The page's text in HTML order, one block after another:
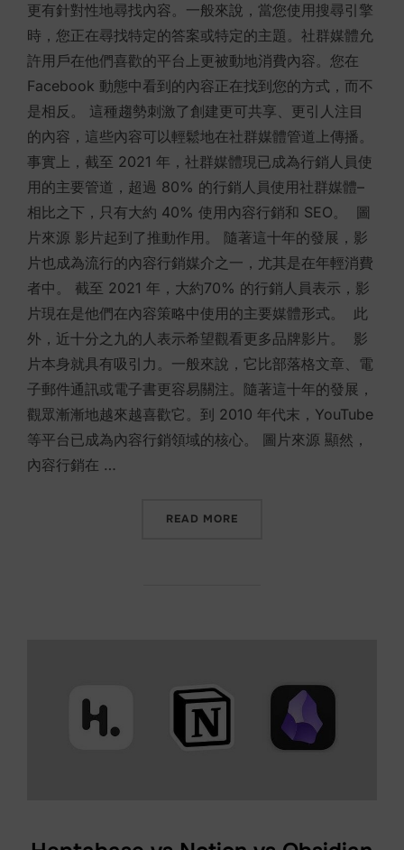
更有針對性地尋找內容。一般來說，當您使用搜尋引擎
時，您正在尋找特定的答案或特定的主題。社群媒體允
許用戶在他們喜歡的平台上更被動地消費內容。您在
Facebook 動態中看到的內容正在找到您的方式，而不
是相反。 這種趨勢刺激了創建更可共享、更引人注目
的內容，這些內容可以輕鬆地在社群媒體管道上傳播。
事實上，截至 2021 年，社群媒體現已成為行銷人員使
用的主要管道，超過 80% 的行銷人員使用社群媒體–
相比之下，只有大約 40% 使用內容行銷和 SEO。 圖
片來源 影片起到了推動作用。 隨著這十年的發展，影
片也成為流行的內容行銷媒介之一，尤其是在年輕消費
者中。 截至 2021 年，大約70% 的行銷人員表示，影
片現在是他們在內容策略中使用的主要媒體形式。 此
外，近十分之九的人表示希望觀看更多品牌影片。 影
片本身就具有吸引力。一般來說，它比部落格文章、電
子郵件通訊或電子書更容易關注。隨著這十年的發展，
觀眾漸漸地越來越喜歡它。到 2010 年代末，YouTube
等平台已成為內容行銷領域的核心。 圖片來源 顯然，
內容行銷在 …
READ MORE